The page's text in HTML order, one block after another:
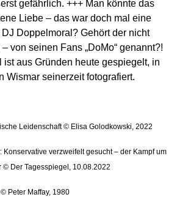
gefährlich. +++ Man könnte das
Liebe – das war doch mal eine
Doppelmoral? Gehört der nicht
von seinen Fans „DoMo“ genannt?!
ist aus Gründen heute gespiegelt, in
Wismar seinerzeit fotografiert.
Leidenschaft © Elisa Golodkowski, 2022
Konservative verzweifelt gesucht – der Kampf um
Der Tagesspiegel, 10.08.2022
Peter Maffay, 1980